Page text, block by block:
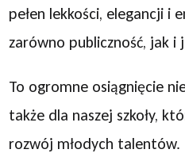
pełen lekkości, elegancji i
zarówno publiczność, jak i
To ogromne osiągnięcie
także dla naszej szkoły,
rozwój młodych talentów.